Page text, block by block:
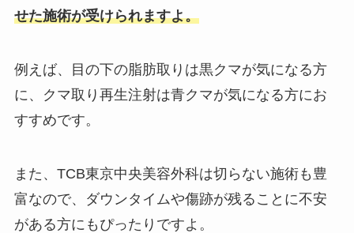
せた施術が受けられますよ。
例えば、目の下の脂肪取りは黒クマが気になる方
に、クマ取り再生注射は青クマが気になる方にお
すすめです。
また、TCB東京中央美容外科は切らない施術も豊
富なので、ダウンタイムや傷跡が残ることに不安
がある方にもぴったりですよ。